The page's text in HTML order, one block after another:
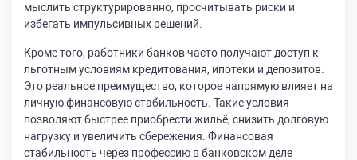
мыслить структурированно, просчитывать риски и
избегать импульсивных решений.
Кроме того, работники банков часто получают доступ к
льготным условиям кредитования, ипотеки и депозитов.
Это реальное преимущество, которое напрямую влияет на
личную финансовую стабильность. Такие условия
позволяют быстрее приобрести жильё, снизить долговую
нагрузку и увеличить сбережения. Финансовая
стабильность через профессию в банковском деле